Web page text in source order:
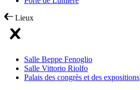
Lieux
Salle Beppe Fenoglio
Salle Vittorio Riolfo
Palais des congrès et des expositions